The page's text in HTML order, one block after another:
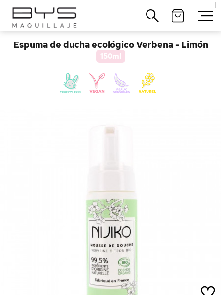
|
Home>
Espuma de ducha ecológico Verbena - Limón
150ml
Cerrar